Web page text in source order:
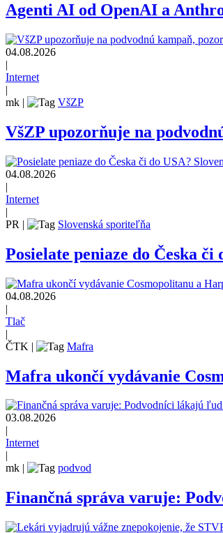
Agenti AI od OpenAI a
04.08.2026
|
Internet
|
mk | VšZP
VšZP upozorňuje na
04.08.2026
|
Internet
|
PR | Slovenská sporiteľňa
Posielate peniaze do Česka
04.08.2026
|
Tlač
|
ČTK | Mafra
Mafra ukončí vydávanie
03.08.2026
Internet
mk
podvod
Finančná správa varuje: